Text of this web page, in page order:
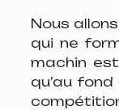
Nous
qui ne
machin
qu’au